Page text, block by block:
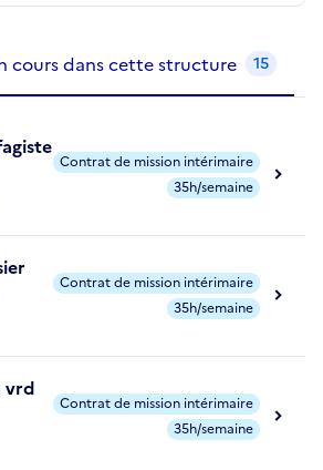
cours dans cette structure 15
Contrat de mission intérimaire
35h/semaine
Contrat de mission intérimaire
35h/semaine
vrd
Contrat de mission intérimaire
35h/semaine